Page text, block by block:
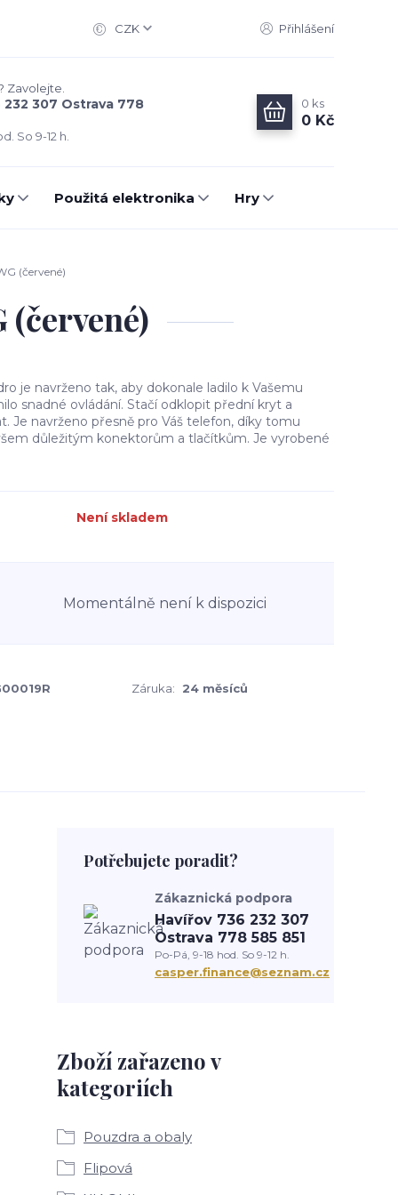
CZK Přihlášení
Zavolejte.
232 307 Ostrava 778
So 9-12 h.
0 ks
0 Kč
Použitá elektronika Hry
(červené)
je navrženo tak, aby dokonale ladilo k Vašemu
snadné ovládání. Stačí odklopit přední kryt a
Je navrženo přesně pro Váš telefon, díky tomu
důležitým konektorům a tlačítkům. Je vyrobené
Není skladem
Momentálně není k dispozici
Záruka: 24 měsíců
Zboží zařazeno v
kategoriích
Pouzdra a obaly
Flipová
Potřebujete poradit?
Zákaznická podpora
Havířov 736 232 307
Ostrava 778 585 851
Po-Pá, 9-18 hod. So 9-12 h.
casper.finance@seznam.cz